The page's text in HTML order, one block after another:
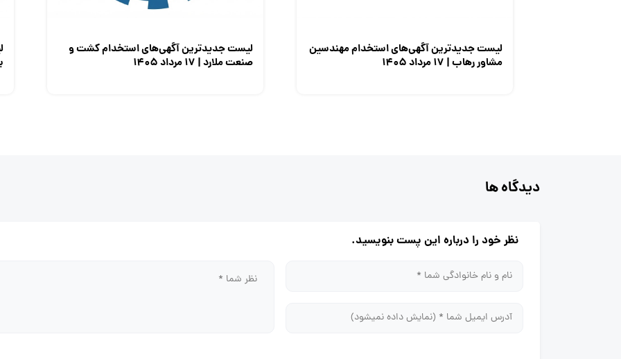
لیست جدیدترین آگهی‌های استخدام مهندسین
مشاور رهاب | ۱۷ مرداد ۱۴۰۵
لیست جدیدترین آگهی‌های استخدام کشت و
صنعت ملارد | ۱۷ مرداد ۱۴۰۵
دیدگاه ها
نظر خود را درباره این پست بنویسید.